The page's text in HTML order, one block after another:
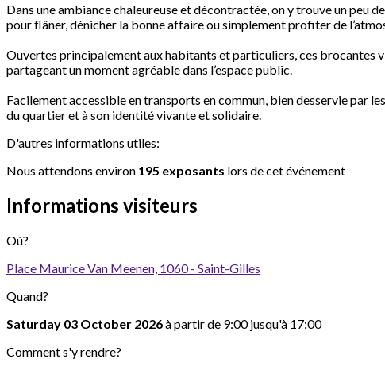
Dans une ambiance chaleureuse et décontractée, on y trouve un peu
pour flâner, dénicher la bonne affaire ou simplement profiter de
Ouvertes principalement aux habitants et particuliers, ces brocantes
partageant un moment agréable dans l’espace public.
Facilement accessible en transports en commun, bien desservie par
du quartier et à son identité vivante et solidaire.
D'autres informations utiles:
Nous attendons environ 195 exposants lors de cet événement
Informations visiteurs
Où?
Place Maurice Van Meenen, 1060 - Saint-Gilles
Quand?
Saturday 03 October 2026à partir de 9:00 jusqu'à 17:00
Comment s'y rendre?